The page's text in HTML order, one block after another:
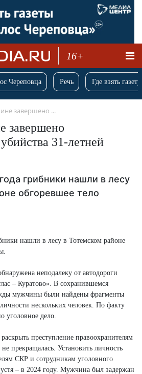
16+
Череповца Речь Где взять
завершено ...
завершено
31-летней
грибники нашли в лесу
обгоревшее тело
нашли в лесу в Тотемском районе
неподалеку от автодороги
– Куратово». В сохранившемся
мужчины были найдены фрагменты
нескольких человек. По факту
уголовное дело.
преступление правоохранителям
не прекращалась. Установить личность
СКР и сотрудникам уголовного
– в 2024 году. Мужчина был задержан